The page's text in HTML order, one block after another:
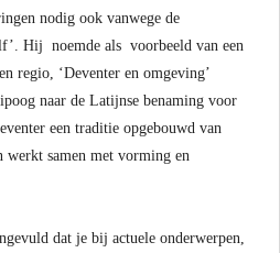
nodig ook vanwege de
Hij noemde als voorbeeld van een
regio, ‘Deventer en omgeving’
naar de Latijnse benaming voor
een traditie opgebouwd van
werkt samen met vorming en
dat je bij actuele onderwerpen,